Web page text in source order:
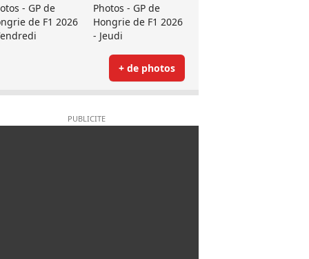
- GP de
de F1 2026
Photos - GP de
Hongrie de F1 2026
- Jeudi
+ de photos